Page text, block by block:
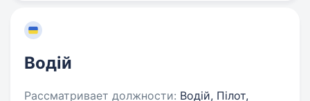
Водій
Рассматривает должности: Водій, Пілот,